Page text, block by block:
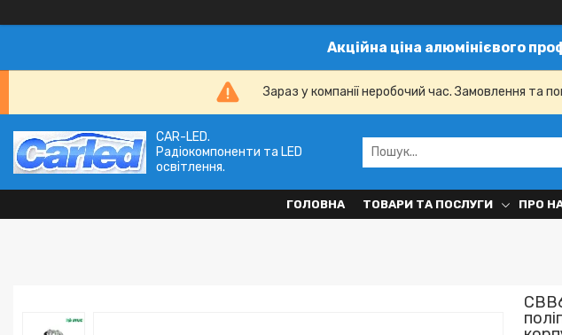
Акційна ціна алюмінієвого
Зараз у компанії неробочий час. Замовлення та
CAR-LED.
Радіокомпоненти та LED
освітлення.
ГОЛОВНА ТОВАРИ ТА ПОСЛУГИ ПРО